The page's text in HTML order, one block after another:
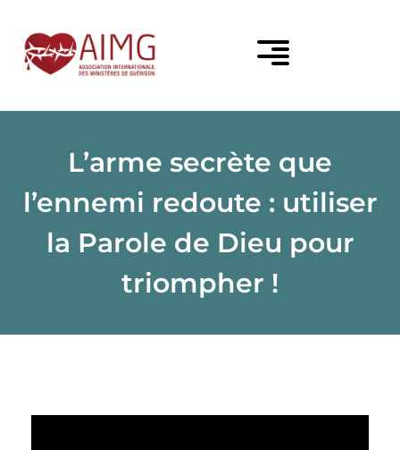
L’arme secrète que
l’ennemi redoute : utiliser
la Parole de Dieu pour
triompher !